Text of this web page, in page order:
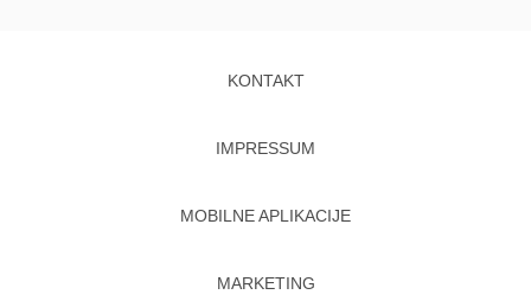
KONTAKT
IMPRESSUM
MOBILNE APLIKACIJE
MARKETING